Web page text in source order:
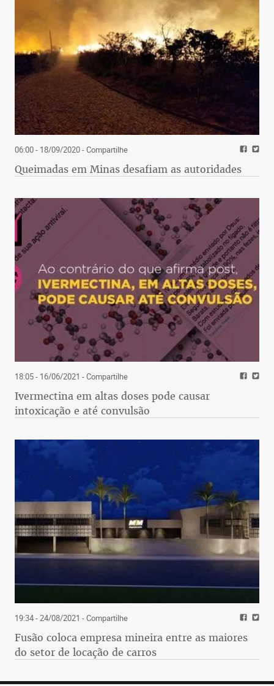
06:00 - 18/09/2020- Compartilhe
Queimadas em Minas desafiam as autoridades
18:05 - 16/06/2021 - Compartilhe
Ivermectina em altas doses pode causar
intoxicação e até convulsão
19:34 - 24/08/2021 - Compartilhe
Fusão coloca empresa mineira entre as maiores
do setor de locação de carros